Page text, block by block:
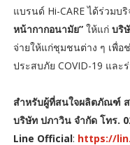
แบรนด์ Hi-CARE ได้ร่วม
หน้ากากอนามัย”ให้แก่ บริ
จ่ายให้แก่ชุมชนต่าง ๆ เพื่อ
ประสบภัย COVID-19 และ
สำหรับผู้ที่สนใจผลิตภัณฑ์ ส
บริษัท ปภาวิน จำกัด โทร.
Line Official: https://